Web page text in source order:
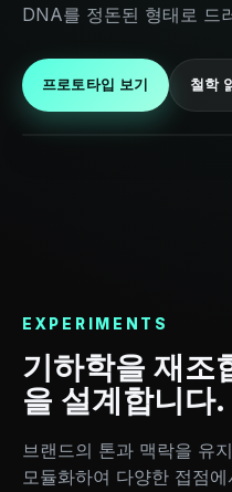
DNA를 정돈된 형태로 드
프로토타입 보기 철학
EXPERIMENTS
기하학을 재조
을 설계합니다.
브랜드의 톤과 맥락을 유
모듈화하여 다양한 접점